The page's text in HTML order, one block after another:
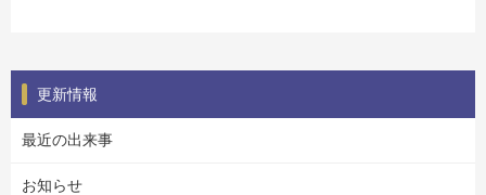
更新情報
最近の出来事
お知らせ